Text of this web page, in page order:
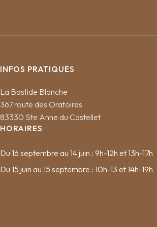
INFOS PRATIQUES
La Bastide Blanche
367 route des Oratoires
83330 Ste Anne du Castellet
HORAIRES
Du 16 septembre au 14 juin : 9h-12h et 13h-17h
Du 15 juin au 15 septembre : 10h-13 et 14h-19h